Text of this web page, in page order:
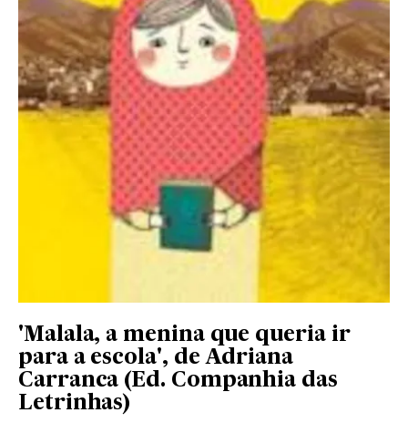
'Malala, a menina que queria ir
para a escola', de Adriana
Carranca (Ed. Companhia das
Letrinhas)